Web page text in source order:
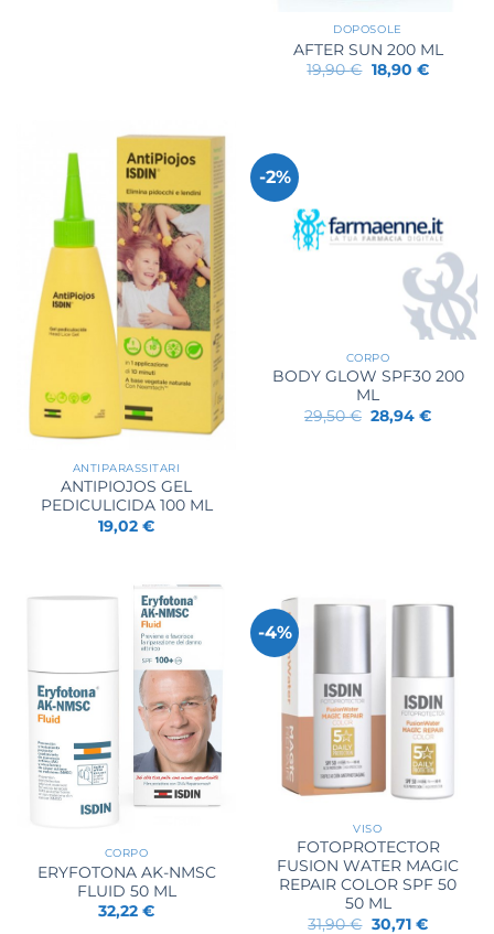
DOPOSOLE
AFTER SUN 200 ML
19,90€ Il
prezzo
18,90 €Il
ANTIPARASSITARI
ANTIPIOJOS GEL
PEDICULICIDA 100 ML
19,02 €
-2%
CORPO
BODY GLOW SPF30 200
ML
29,50€ Il
prezzo
28,94€Il
CORPO
ERYFOTONA AK-NMSC
FLUID 50 ML
32,22 €
-4%
VISO
FOTOPROTECTOR
FUSION WATER MAGIC
REPAIR COLOR SPF 50
50 ML
31,90€ Il
30,71 €Il